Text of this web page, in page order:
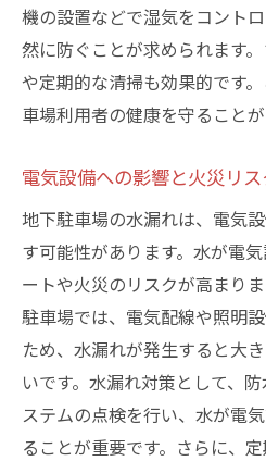
機の設置などで湿気をコント
然に防ぐことが求められます
や定期的な清掃も効果的です
車場利用者の健康を守ることが
電気設備への影響と火災リス
地下駐車場の水漏れは、電気
す可能性があります。水が電
ートや火災のリスクが高まり
駐車場では、電気配線や照明
ため、水漏れが発生すると大
いです。水漏れ対策として、
ステムの点検を行い、水が電
ることが重要です。さらに、